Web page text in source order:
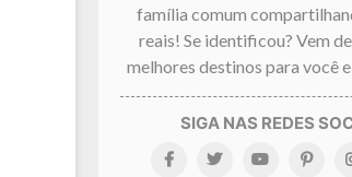
família comum
reais! Se identificou? Vem
melhores destinos para você